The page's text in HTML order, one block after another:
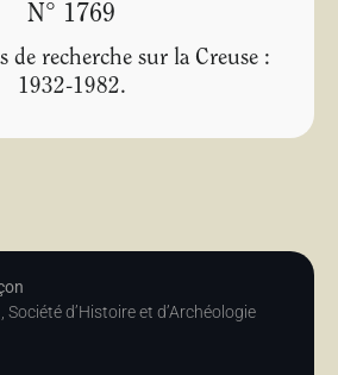
N° 1769
de recherche sur la Creuse :
1932-1982.
d’Histoire et d’Archéologie